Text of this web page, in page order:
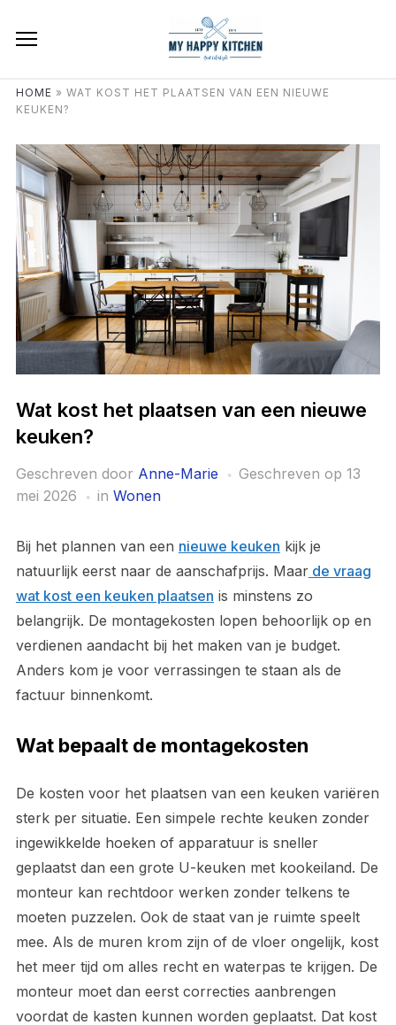
HOME » WAT KOST HET PLAATSEN VAN EEN NIEUWE
KEUKEN?
Wat kost het plaatsen van een nieuwe
keuken?
Geschreven door Anne-Marie Geschreven op 13
mei 2026
in Wonen
Bij het plannen van een nieuwe keuken kijk je
natuurlijk eerst naar de aanschafprijs. Maarde vraag
wat kost een keuken plaatsen is minstens zo
belangrijk. De montagekosten lopen behoorlijk op en
verdienen aandacht bij het maken van je budget.
Anders kom je voor verrassingen te staan als de
factuur binnenkomt.
Wat bepaalt de montagekosten
De kosten voor het plaatsen van een keuken variëren
sterk per situatie. Een simpele rechte keuken zonder
ingewikkelde hoeken of apparatuur is sneller
geplaatst dan een grote U-keuken met kookeiland. De
monteur kan rechtdoor werken zonder telkens te
moeten puzzelen. Ook de staat van je ruimte speelt
mee. Als de muren krom zijn of de vloer ongelijk, kost
het meer tijd om alles recht en waterpas te krijgen. De
monteur moet dan eerst correcties aanbrengen
voordat de kasten kunnen worden geplaatst. Dat kost